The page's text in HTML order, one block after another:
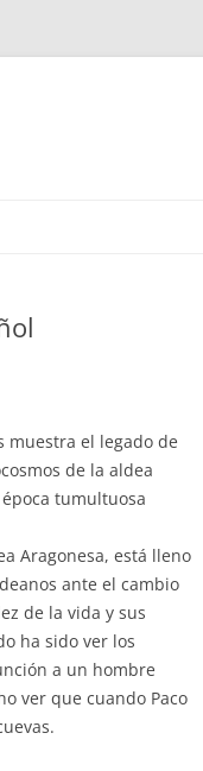
muestra el legado de
de la aldea
tumultuosa
Aragonesa, está lleno
ante el cambio
de la vida y sus
ha sido ver los
a un hombre
ver que cuando Paco